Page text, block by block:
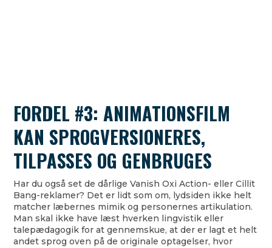
FORDEL #3: ANIMATIONSFILM
KAN SPROGVERSIONERES,
TILPASSES OG GENBRUGES
Har du også set de dårlige Vanish Oxi Action- eller Cillit
Bang-reklamer? Det er lidt som om, lydsiden ikke helt
matcher læbernes mimik og personernes artikulation.
Man skal ikke have læst hverken lingvistik eller
talepædagogik for at gennemskue, at der er lagt et helt
andet sprog oven på de originale optagelser, hvor